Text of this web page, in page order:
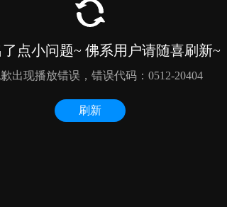
点小问题~ 佛系用户请随喜刷新~
出现播放错误，错误代码：0512-20404
刷新